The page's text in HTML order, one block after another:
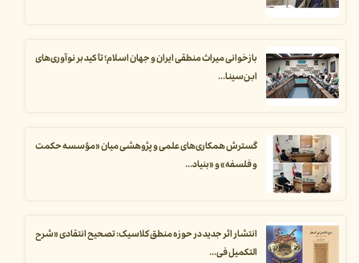
بازخوانی میراث منطقی ایران و جهان اسلام؛ تأکید بر نوآوری‌های
ابن‌سینا...
گسترش همکاری‌های علمی و پژوهشی میان «مؤسسه حکمت
و فلسفه» و «بنیاد...
انتشار اثر جدید در حوزه منطق کلاسیک: تصحیح انتقادی «شرح
التکمیل فی...